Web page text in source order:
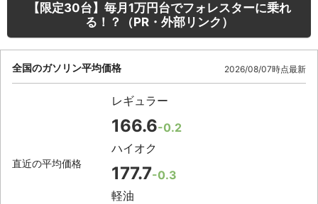
【限定30台】毎月1万円台でフォレスターに乗れ
る！？（PR・外部リンク）
全国のガソリン平均価格 2026/08/07時点最新
直近の平均価格
レギュラー
166.6-0.2
ハイオク
177.7-0.3
軽油